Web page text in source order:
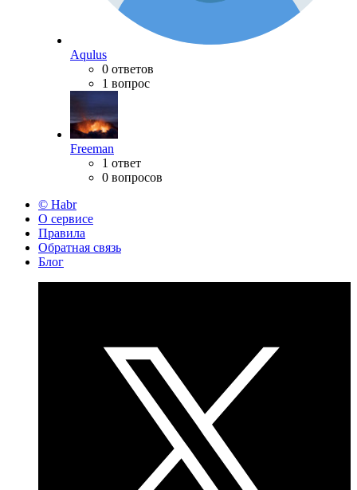
Aqulus
0 ответов
1 вопрос
Freeman
1 ответ
0 вопросов
© Habr
О сервисе
Правила
Обратная связь
Блог